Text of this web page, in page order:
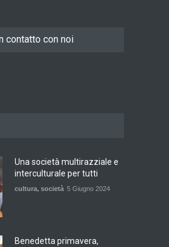
contatto con noi
Una società multirazziale e
interculturale per tutti
cultura, società 5 Giugno 2024
Benedetta primavera,